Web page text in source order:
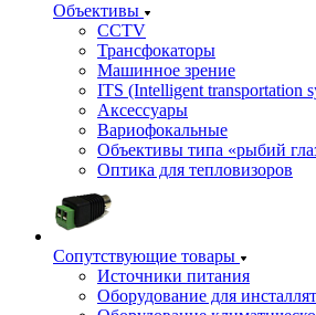
Объективы
CCTV
Трансфокаторы
Машинное зрение
ITS (Intelligent transportation
Аксессуары
Вариофокальные
Объективы типа «рыбий
Оптика для тепловизоров
Сопутствующие товары
Источники питания
Оборудование для